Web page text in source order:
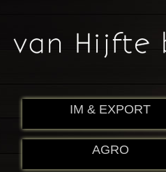
IM & EXPORT
AGRO